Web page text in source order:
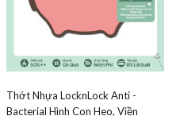
Su (1 Thớt Hình Chữ Nhật
Add Thớt Nhựa
Thớt Nhựa LocknLock Anti -
Bacterial Hình Con Heo, Viền